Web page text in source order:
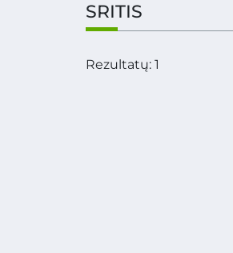
SRITIS
Rezultatų: 1